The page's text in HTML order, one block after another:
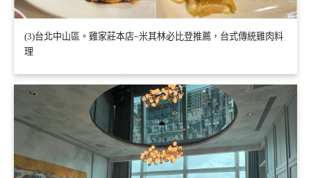
(3)台北中山區。雞家莊本店~米其林必比登推薦，台式傳統雞肉料
理